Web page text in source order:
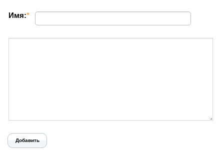
Имя:*
Добавить